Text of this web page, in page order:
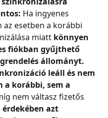
Ha ingyenes
az esetben a korábbi
miatt könnyen
fiókban gyűjthető
állományt.
leáll és nem
a korábbi, sem a
nem váltasz fizetős
azt